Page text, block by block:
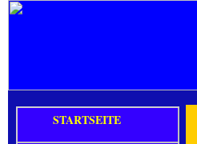
STARTSEITE